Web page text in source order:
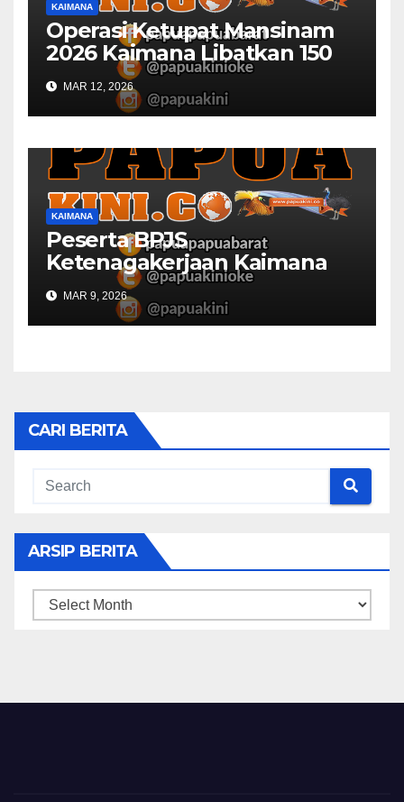
KAIMANA
Operasi Ketupat Mansinam
2026 Kaimana Libatkan 150
Personil Gabungan
MAR 12, 2026
KAIMANA
Peserta BPJS
Ketenagakerjaan Kaimana
Berkurang 53 Persen di 2026
MAR 9, 2026
CARI BERITA
ARSIP BERITA
ARSIP